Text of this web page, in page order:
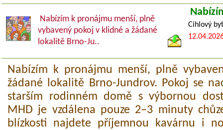
Nabízím k pronájmu menší, plně
vybavený pokoj v klidné a žádané
lokalitě Brno-Ju..
Cihlový
Nabízím k pronájmu menší, plně
žádané lokalitě Brno-Jundrov. Pokoj se
starším rodinném domě s výbornou
MHD je vzdálena pouze 2–3 minuty
blízkosti najdete příjemnou kavárnu i